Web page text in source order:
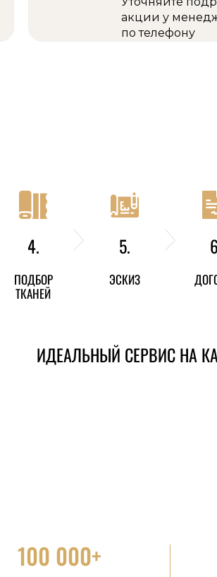
акции у
по телефону
4.
ПОДБОР
ТКАНЕЙ
5.
ЭСКИЗ
ИДЕАЛЬНЫЙ СЕРВИС НА
100 000+